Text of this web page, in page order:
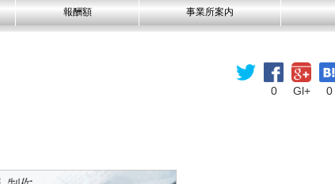
報酬額 事業所案内
0 Gl+ 0